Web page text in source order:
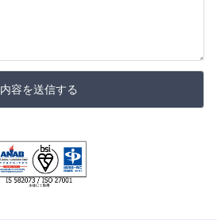
内容を送信する